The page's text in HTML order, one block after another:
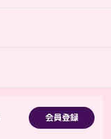
会員登録